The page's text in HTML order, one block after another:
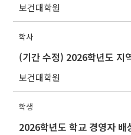
보건대학원
학사
보건대학원
학생
2026학년도 학교 경영자 배